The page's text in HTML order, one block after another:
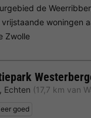
de
vrijstaande woningen
Zwolle
, Echten (17,7 km van
goed